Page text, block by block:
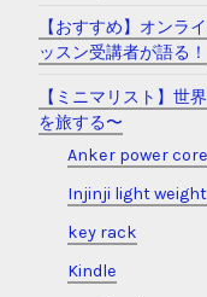
【おすすめ】オンラ
ッスン受講者が語る！
【ミニマリスト】世
を旅する〜
Anker power core
Injinji light
key rack
Kindle